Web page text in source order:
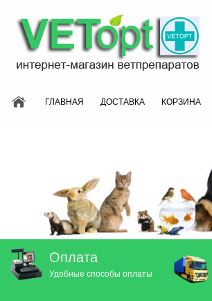
ГЛАВНАЯ ДОСТАВКА КОРЗИНА
Оплата
Удобные способы оплаты